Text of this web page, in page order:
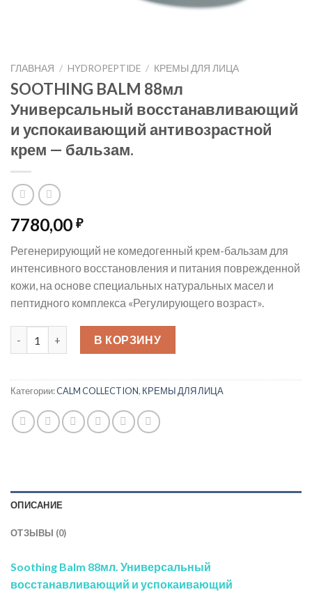
ГЛАВНАЯ / HYDROPEPTIDE / КРЕМЫ ДЛЯ ЛИЦА
SOOTHING BALM 88мл
Универсальный восстанавливающий
и успокаивающий антивозрастной
крем — бальзам.
7780,00 ₽
Регенерирующий не комедогенный крем-бальзам для
интенсивного восстановления и питания поврежденной
кожи, на основе специальных натуральных масел и
пептидного комплекса «Регулирующего возраст».
Количество товара SOOTHING BALM 88мл
В КОРЗИНУ
Категории:CALM COLLECTION, КРЕМЫ ДЛЯ ЛИЦА
ОПИСАНИЕ
ОТЗЫВЫ (0)
Soothing Balm 88мл. Универсальный
восстанавливающий и успокаивающий